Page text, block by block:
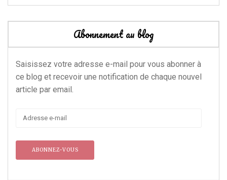
Abonnement au blog
Saisissez votre adresse e-mail pour vous abonner à
ce blog et recevoir une notification de chaque nouvel
article par email.
Adresse
mail